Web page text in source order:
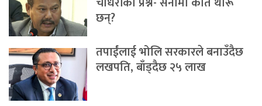
छन्?
तपाईंलाई भोलि सरकारले बनाउँदैछ
लखपति, बाँड्दैछ २५ लाख